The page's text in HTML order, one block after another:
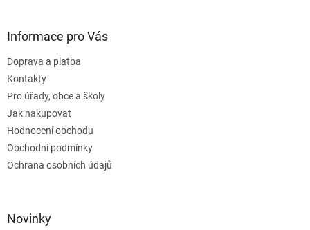
Informace pro Vás
Doprava a platba
Kontakty
Pro úřady, obce a školy
Jak nakupovat
Hodnocení obchodu
Obchodní podmínky
Ochrana osobních údajů
Novinky